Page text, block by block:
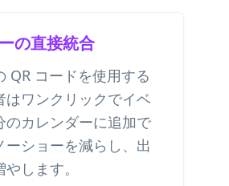
の直接統合
QR コードを使用する
はワンクリックでイベ
のカレンダーに追加で
ーショーを減らし、出
します。